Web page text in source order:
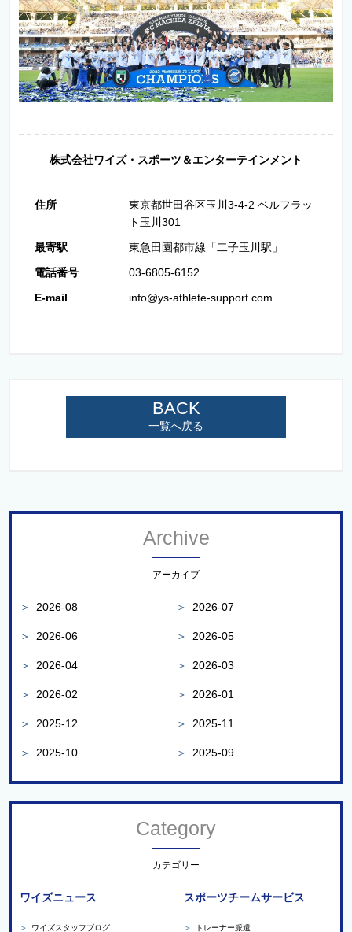
株式会社ワイズ・スポーツ＆エンターテインメント
住所
東京都世田谷区玉川3-4-2 ベルフラッ
ト玉川301
最寄駅
東急田園都市線「二子玉川駅」
電話番号
03-6805-6152
E-mail
info@ys-athlete-support.com
BACK
一覧へ戻る
Archive
アーカイブ
＞ 2026-08 ＞ 2026-07
＞ 2026-06 ＞ 2026-05
＞ 2026-04 ＞ 2026-03
＞ 2026-02 ＞ 2026-01
＞ 2025-12 ＞ 2025-11
＞ 2025-10 ＞ 2025-09
Category
カテゴリー
ワイズニュース
＞ ワイズスタッフブログ
スポーツチームサービス
＞ トレーナー派遣